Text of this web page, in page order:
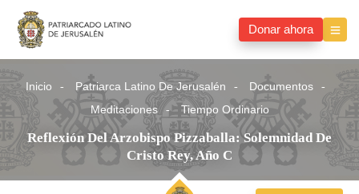
Donar ahora
Inicio Patriarca Latino De Jerusalén
Documentos
Meditaciones
Tiempo Ordinario
Reflexión Del Arzobispo Pizzaballa: Solemnidad De
Cristo Rey, Año C